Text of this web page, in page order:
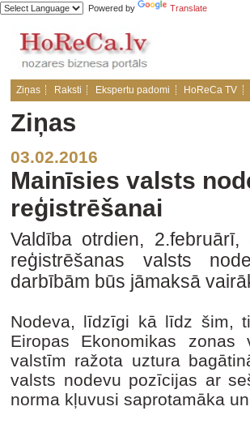
Powered by Translate
Ziņas Raksti Ekspertu padomi HoReCa TV
Ziņas
03.02.2016
Mainīsies valsts
reģistrēšanai
Valdība otrdien,
reģistrēšanas valsts
darbībām būs jāmaksā
Nodeva, līdzīgi kā līdz šim,
Eiropas Ekonomikas
valstīm ražota uztura
valsts nodevu pozīcijas ar
norma kļuvusi saprotamāka